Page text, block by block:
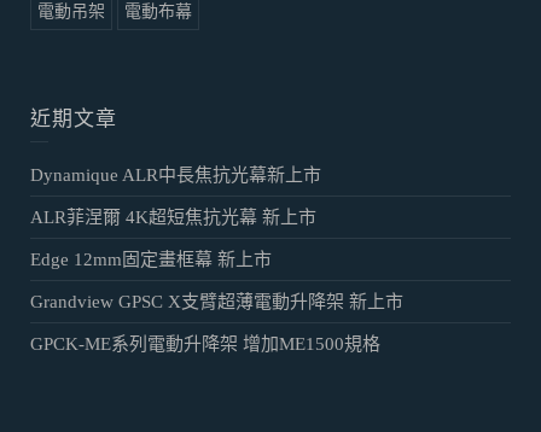
電動吊架 電動布幕
近期文章
Dynamique ALR中長焦抗光幕新上市
ALR菲涅爾 4K超短焦抗光幕 新上市
Edge 12mm固定畫框幕 新上市
Grandview GPSC X支臂超薄電動升降架 新上市
GPCK-ME系列電動升降架 增加ME1500規格